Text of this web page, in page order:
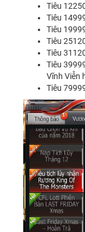
Tiêu
Tiêu
Tiêu
Tiêu
Tiêu
Tiêu
Vĩnh Viễn
Tiêu